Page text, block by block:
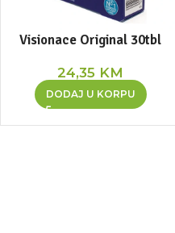
Visionace Original 30tbl
24,35 KM
DODAJ U KORPU